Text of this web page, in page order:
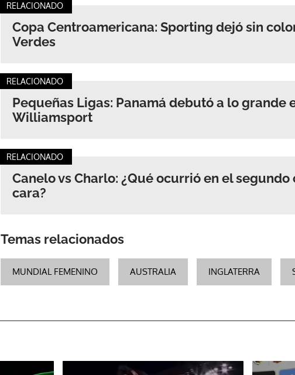
RELACIONADO
Copa Centroamericana: Sporting dejó sin
Verdes
RELACIONADO
Pequeñas Ligas: Panamá debutó a lo grande
Williamsport
RELACIONADO
Canelo vs Charlo: ¿Qué ocurrió en el segundo
cara?
Temas relacionados
MUNDIAL FEMENINO AUSTRALIA INGLATERRA